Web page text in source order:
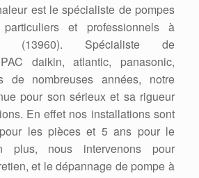
est le spécialiste de pompes
et professionnels à
(13960). Spécialiste de
daikin, atlantic, panasonic,
de nombreuses années, notre
pour son sérieux et sa rigueur
En effet nos installations sont
les pièces et 5 ans pour le
plus, nous intervenons pour
et le dépannage de pompe à